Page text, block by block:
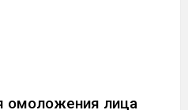
омоложения лица